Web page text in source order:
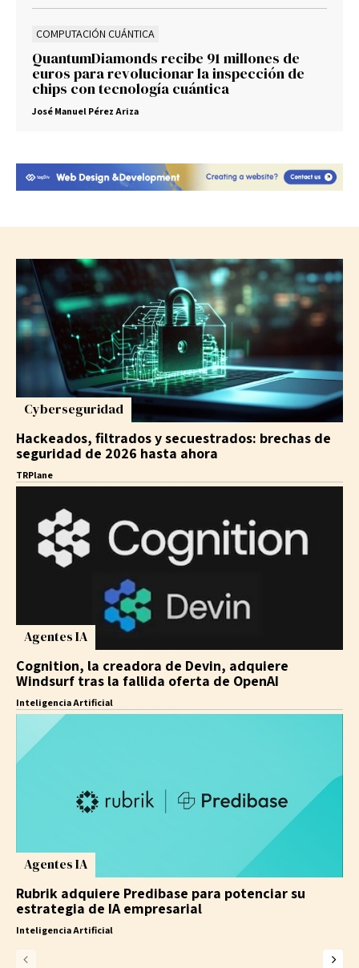
COMPUTACIÓN CUÁNTICA
QuantumDiamonds recibe 91 millones de
euros para revolucionar la inspección de
chips con tecnología cuántica
José Manuel Pérez Ariza
Cyberseguridad
Hackeados, filtrados y secuestrados: brechas de
seguridad de 2026 hasta ahora
TRPlane
Agentes IA
Cognition, la creadora de Devin, adquiere
Windsurf tras la fallida oferta de OpenAI
Inteligencia Artificial
Agentes IA
Rubrik adquiere Predibase para potenciar su
estrategia de IA empresarial
Inteligencia Artificial